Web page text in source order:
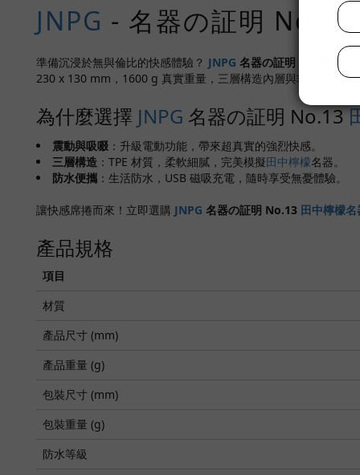
JNPG - 名器の証明 No.13
準備沉浸於無與倫比的快感體驗？ JNPG 名器の証明 No.13
田
230 x 130 mm，1600 g 真實重量，三層構造內層與非貫通型通
為什麼選擇 JNPG 名器の証明 No.13
震動與吸啜 ：升級電動功能，帶來超真實的強烈快感。
三層構造 ：TPE 材質，柔軟細膩，完美模擬田中檸檬名器。
防水便攜 ：生活防水，USB 磁吸充電，隨時享受無憂體驗。
讓快感席捲而來！立即選購 JNPG 名器の証明 No.13 田中檸檬名
產品規格
項目
材質
產品尺寸 (mm)
產品重量 (g)
包裝尺寸 (mm)
包裝重量 (g)
防水等級